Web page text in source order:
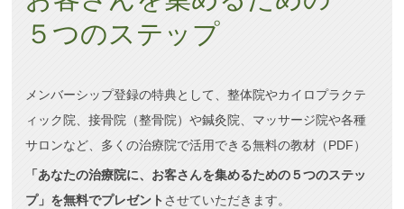
５つのステップ
メンバーシップ登録の特典として、整体院やカイロプラクテ
ィック院、接骨院（整骨院）や鍼灸院、マッサージ院や各種
サロンなど、多くの治療院で活用できる無料の教材（PDF）
「あなたの治療院に、お客さんを集めるための５つのステッ
プ」を無料でプレゼント させていただきます。